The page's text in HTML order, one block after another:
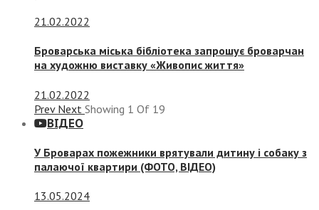
21.02.2022
Броварська міська бібліотека запрошує броварчан
на художню виставку «Живопис життя»
21.02.2022
Prev Next Showing 1 Of 19
ВІДЕО
У Броварах пожежники врятували дитину і собаку з
палаючої квартири (ФОТО, ВІДЕО)
13.05.2024